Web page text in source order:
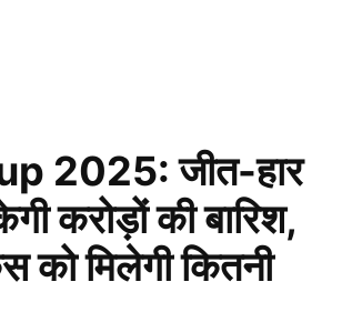
2025: जीत-हार
करोड़ों की बारिश,
को मिलेगी कितनी